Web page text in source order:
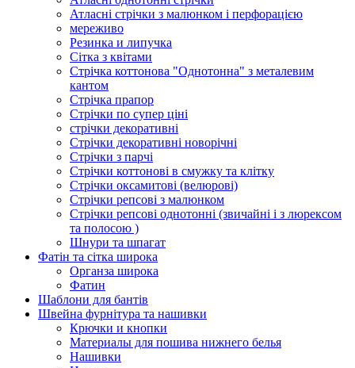
Атласні стрічки з малюнком і перфорацією
мереживо
Резинка и липучка
Сітка з квітами
Стрічка коттонова "Однотонна" з металевим
кантом
Стрічка прапор
Стрічки по супер ціні
стрічки декоративні
Стрічки декоративні новорічні
Стрічки з парчі
Стрічки коттонові в смужку та клітку
Стрічки оксамитові (велюрові)
Стрічки репсові з малюнком
Стрічки репсові однотонні (звичайні і з люрексом
та полосою )
Шнури та шпагат
Фатін та сітка широка
Органза широка
Фатин
Шаблони для бантів
Швейна фурнітура та нашивки
Крючки и кнопки
Материалы для пошива нижнего белья
Нашивки